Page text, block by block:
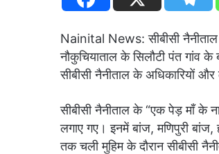
Nainital News: सीबीसी नैनीताल
नौकुचियाताल के सिलौटी पंत गांव के
सीबीसी नैनीताल के अधिकारियों और
सीबीसी नैनीताल के “एक पेड़ माँ के
लगाए गए। इनमें बांज, मणिपुरी
तक चली मुहिम के दौरान सीबीसी